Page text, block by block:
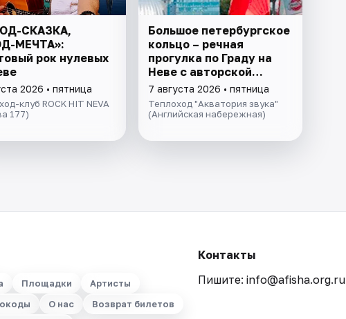
СКАЗКА,
МЕЧТА»:
рок нулевых
2026 • пятница
клуб ROCK HIT NEVA
177)
Большое петербургское
кольцо – речная
прогулка пo Граду на
Неве с авторской
экскурсией и живой
музыкой в тёплом
салоне теплохода
7 августа 2026 • пятница
Теплоход "Акватория звука"
(Английская набережная)
Площадки
Артисты
О нас Возврат билетов
Контакты
Пишите: info@afisha.org.ru